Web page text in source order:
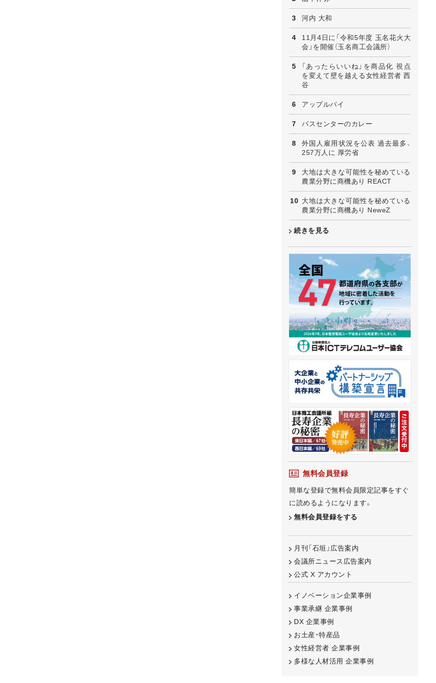
河内 大和
11月4日に「令和5年度 玉名花火大
会」を開催（玉名商工会議所）
「あったらいいね」を商品化 視点
を変えて壁を越える女性経営者 西
谷
アップルパイ
バスセンターのカレー
外国人雇用状況を公表 過去最多、
257万人に 厚労省
大地は大きな可能性を秘めている
農業分野に商機あり REACT
大地は大きな可能性を秘めている
農業分野に商機あり NeweZ
続きを見る
無料会員登録
簡単な登録で無料会員限定記事をすぐ
に読めるようになります。
無料会員登録をする
月刊「石垣」広告案内
会議所ニュース広告案内
公式 X アカウント
イノベーション企業事例
事業承継 企業事例
DX 企業事例
お土産・特産品
女性経営者 企業事例
多様な人材活用 企業事例